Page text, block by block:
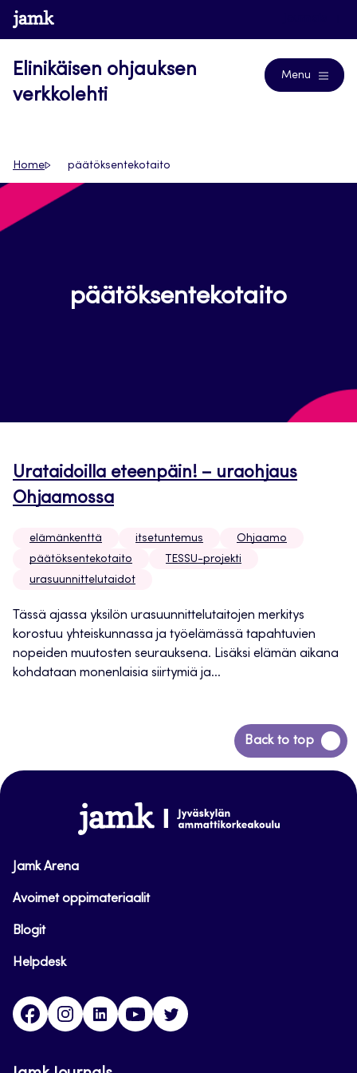
Siirry
suoraan
www.jamk.fi
Elinikäisen ohjauksen
verkkolehti
Menu
Home päätöksentekotaito
päätöksentekotaito
Urataidoilla eteenpäin! – uraohjaus
Ohjaamossa
elämänkenttä itsetuntemus
Ohjaamo
päätöksentekotaito
TESSU-projekti
urasuunnittelutaidot
Tässä ajassa yksilön urasuunnittelutaitojen merkitys
korostuu yhteiskunnassa ja työelämässä tapahtuvien
nopeiden muutosten seurauksena. Lisäksi elämän aikana
kohdataan monenlaisia siirtymiä ja...
Back to top
Siirry
takaisin
www.jamk.fi
Jamk Arena
Avoimet oppimateriaalit
Blogit
Helpdesk
FacebookInstagram
LinkedInYoutube